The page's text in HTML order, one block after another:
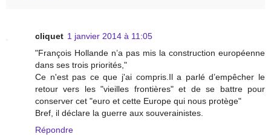
cliquet 1 janvier 2014 à 11:05
"François Hollande n’a pas mis la construction européenne
dans ses trois priorités,"
Ce n'est pas ce que j'ai compris.Il a parlé d’empêcher le
retour vers les "vieilles frontières" et de se battre pour
conserver cet "euro et cette Europe qui nous protège"
Bref, il déclare la guerre aux souverainistes.
Répondre